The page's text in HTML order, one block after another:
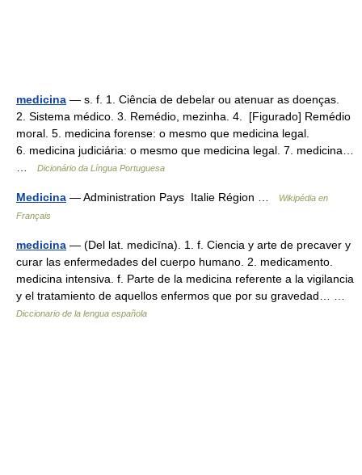
medicina — s. f. 1. Ciência de debelar ou atenuar as doenças.
2. Sistema médico. 3. Remédio, mezinha. 4. [Figurado] Remédio
moral. 5. medicina forense: o mesmo que medicina legal.
6. medicina judiciária: o mesmo que medicina legal. 7. medicina…
Dicionário da Língua Portuguesa
Medicina — Administration Pays Italie Région …
Wikipédia en
Français
medicina — (Del lat. medicīna). 1. f. Ciencia y arte de precaver y
curar las enfermedades del cuerpo humano. 2. medicamento.
medicina intensiva. f. Parte de la medicina referente a la vigilancia
y el tratamiento de aquellos enfermos que por su gravedad… …
Diccionario de la lengua española